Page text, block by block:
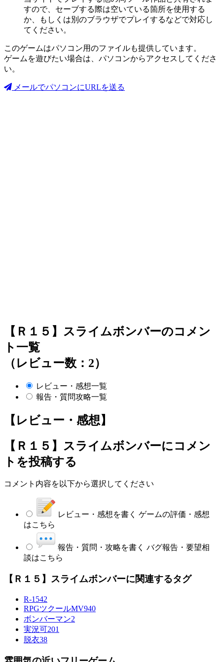
すので、セーブする際は空いている箇所を使用する
か、もしくは別のブラウザでプレイするなどで対応し
てください。
このゲームはパソコン用のファイルも提供しています。
ゲームを遊びたい場合は、パソコンからアクセスしてくださ
い。
メールでパソコンにURLを送る
【Ｒ１５】スライムボンバーのコメン
ト一覧
（レビュー数：2）
レビュー・感想一覧
報告・質問攻略一覧
【レビュー・感想】
【Ｒ１５】スライムボンバーにコメン
トを投稿する
コメント内容を以下から選択してください
レビュー・感想を書く ゲームの評価・感想
はこちら
報告・質問・攻略を書く バグ報告・要望相
談はこちら
【Ｒ１５】スライムボンバーに関連するタグ
R-1542
RPGツクールMV940
ボンバーマン2
実況可201
脱衣38